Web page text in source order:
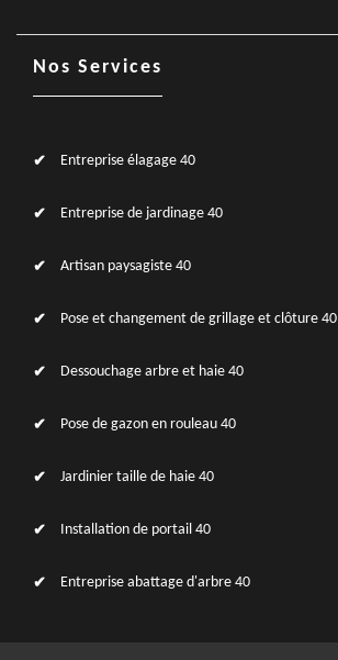
Nos Services
Entreprise élagage 40
Entreprise de jardinage 40
Artisan paysagiste 40
Pose et changement de grillage et clôture 40
Dessouchage arbre et haie 40
Pose de gazon en rouleau 40
Jardinier taille de haie 40
Installation de portail 40
Entreprise abattage d'arbre 40